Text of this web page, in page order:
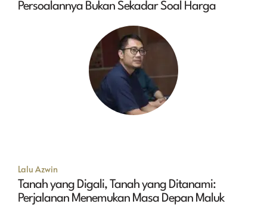
Persoalannya Bukan Sekadar Soal Harga
Lalu Azwin
Tanah yang Digali, Tanah yang Ditanami:
Perjalanan Menemukan Masa Depan Maluk